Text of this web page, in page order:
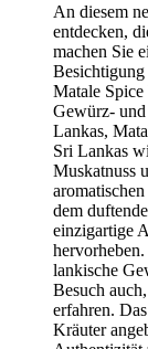
An diesem
entdecken,
machen Sie
Matale Spice
Gewürz-
Lankas,
Sri Lankas
Muskatnuss
dem
einzigartige
lankische
Besuch
erfahren.
Kräuter